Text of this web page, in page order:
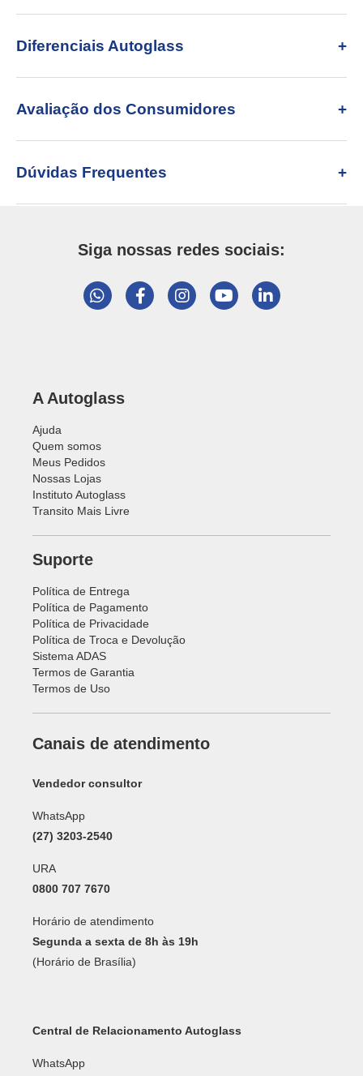
Diferenciais Autoglass
Avaliação dos Consumidores
Dúvidas Frequentes
Siga nossas redes sociais:
A Autoglass
Ajuda
Quem somos
Meus Pedidos
Nossas Lojas
Instituto Autoglass
Transito Mais Livre
Suporte
Política de Entrega
Política de Pagamento
Política de Privacidade
Política de Troca e Devolução
Sistema ADAS
Termos de Garantia
Termos de Uso
Canais de atendimento
Vendedor consultor
WhatsApp
(27) 3203-2540
URA
0800 707 7670
Horário de atendimento
Segunda a sexta de 8h às 19h
(Horário de Brasília)
Central de Relacionamento Autoglass
WhatsApp